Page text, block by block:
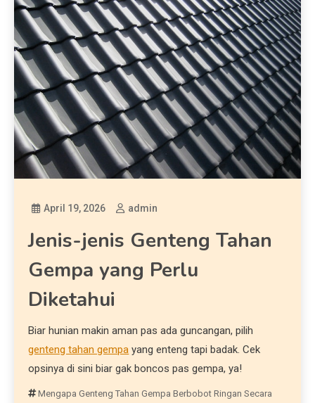
April 19, 2026 admin
Jenis-jenis Genteng Tahan
Gempa yang Perlu
Diketahui
Biar hunian makin aman pas ada guncangan, pilih
genteng tahan gempa yang enteng tapi badak. Cek
opsinya di sini biar gak boncos pas gempa, ya!
Mengapa Genteng Tahan Gempa Berbobot Ringan Secara